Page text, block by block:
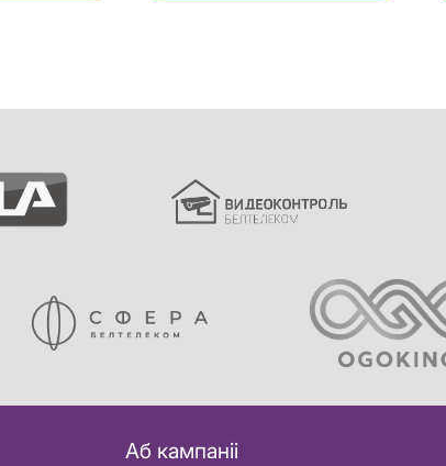
Аб кампаніі